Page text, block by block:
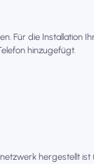
Für die Installation
hinzugefügt.
hergestellt ist